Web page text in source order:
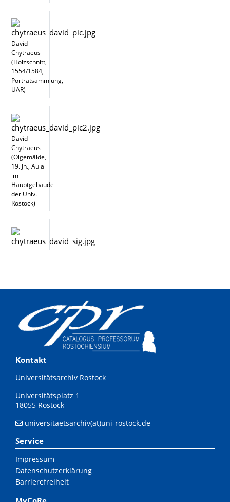
David
Chytraeus
(Holzschnitt,
1554/1584,
Porträtsammlung,
UAR)
David
Chytraeus
(Ölgemälde,
19. Jh., Aula
im
Hauptgebäude
der Univ.
Rostock)
Kontakt
Universitätsarchiv Rostock
Universitätsplatz 1
18055 Rostock
universitaetsarchiv(at)uni-rostock.de
Service
Impressum
Datenschutzerklärung
Barrierefreiheit